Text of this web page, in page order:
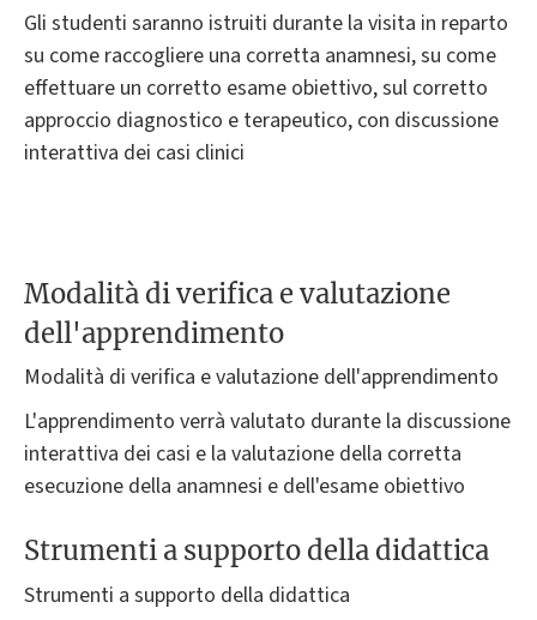
Gli studenti saranno istruiti durante la visita in reparto
su come raccogliere una corretta anamnesi, su come
effettuare un corretto esame obiettivo, sul corretto
approccio diagnostico e terapeutico, con discussione
interattiva dei casi clinici
Modalità di verifica e valutazione
dell'apprendimento
Modalità di verifica e valutazione dell'apprendimento
L'apprendimento verrà valutato durante la discussione
interattiva dei casi e la valutazione della corretta
esecuzione della anamnesi e dell'esame obiettivo
Strumenti a supporto della didattica
Strumenti a supporto della didattica